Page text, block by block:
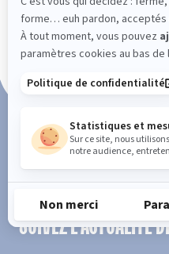
Paiement en 3x
SUIVEZ L'ACTUALITÉ